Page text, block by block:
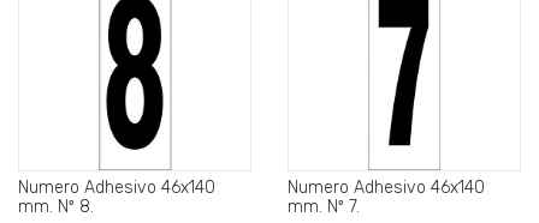
Numero Adhesivo 46x140
mm. Nº 8.
Numero Adhesivo 46x140
mm. Nº 7.